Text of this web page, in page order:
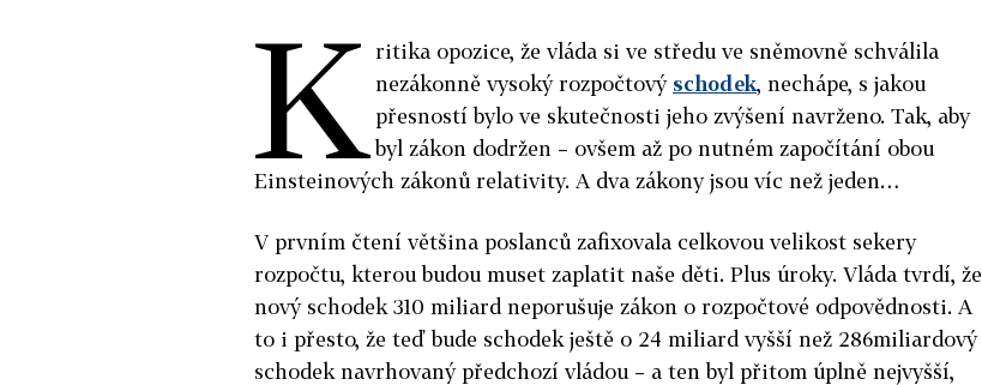
K ritika opozice, že vláda si ve středu ve sněmovně schválila
nezákonně vysoký rozpočtový schodek, nechápe, s jakou
přesností bylo ve skutečnosti jeho zvýšení navrženo. Tak, aby
byl zákon dodržen – ovšem až po nutném započítání obou
Einsteinových zákonů relativity. A dva zákony jsou víc než jeden…
V prvním čtení většina poslanců zafixovala celkovou velikost sekery
rozpočtu, kterou budou muset zaplatit naše děti. Plus úroky. Vláda tvrdí, že
nový schodek 310 miliard neporušuje zákon o rozpočtové odpovědnosti. A
to i přesto, že teď bude schodek ještě o 24 miliard vyšší než 286miliardový
schodek navrhovaný předchozí vládou – a ten byl přitom úplně nejvyšší,